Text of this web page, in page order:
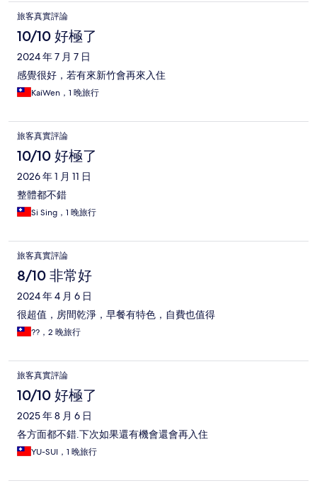
旅客真實評論
10/10 好極了
2024 年 7 月 7 日
感覺很好，若有來新竹會再來入住
KaiWen，1 晚旅行
旅客真實評論
10/10 好極了
2026 年 1 月 11 日
整體都不錯
Si Sing，1 晚旅行
旅客真實評論
8/10 非常好
2024 年 4 月 6 日
很超值，房間乾淨，早餐有特色，自費也值得
??，2 晚旅行
旅客真實評論
10/10 好極了
2025 年 8 月 6 日
各方面都不錯.下次如果還有機會還會再入住
YU-SUI，1 晚旅行